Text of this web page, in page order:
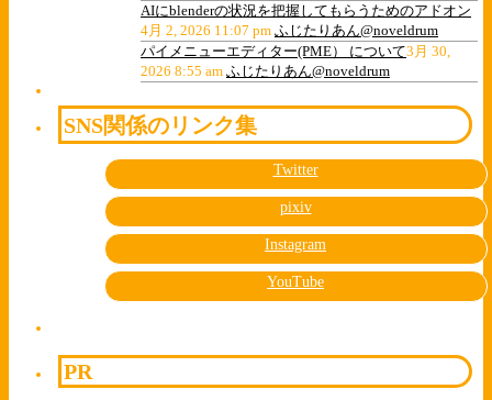
AIにblenderの状況を把握してもらうためのアドオン
4月 2, 2026 11:07 pm ふじたりあん@noveldrum
パイメニューエディター(PME） について3月 30,
2026 8:55 am ふじたりあん@noveldrum
SNS関係のリンク集
Twitter
pixiv
Instagram
YouTube
PR